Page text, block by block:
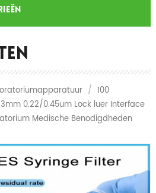
/ 100
0.22/0.45um Lock luer Interface
Medische Benodigdheden